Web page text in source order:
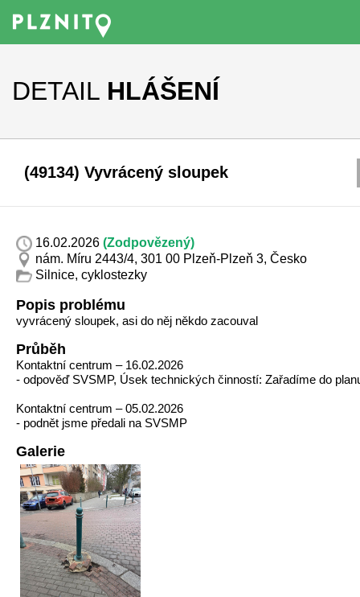
DETAIL HLÁŠENÍ
(49134) Vyvrácený sloupek
16.02.2026 (Zodpovězený)
nám. Míru 2443/4, 301 00 Plzeň-Plzeň 3, Česko
Silnice, cyklostezky
Popis problému
vyvrácený sloupek, asi do něj někdo zacouval
Průběh
Kontaktní centrum – 16.02.2026
- odpověď SVSMP, Úsek technických činností: Zařadíme do
Kontaktní centrum – 05.02.2026
- podnět jsme předali na SVSMP
Galerie